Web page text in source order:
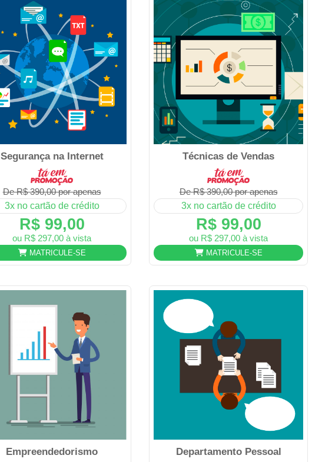
Segurança na Internet
De R$ 390,00 por apenas
3x no cartão de crédito
R$ 99,00
ou R$ 297,00 à vista
MATRICULE-SE
Técnicas de Vendas
De R$ 390,00 por apenas
3x no cartão de crédito
R$ 99,00
ou R$ 297,00 à vista
MATRICULE-SE
Empreendedorismo Departamento Pessoal